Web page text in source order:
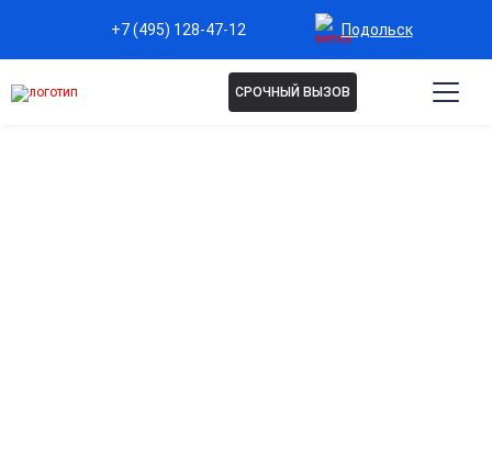
+7 (495) 128-47-12 Подольск
СРОЧНЫЙ ВЫЗОВ